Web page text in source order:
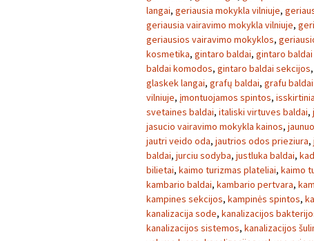
langai, geriausia mokykla vilniuje,
geriausia vairavimo mokykla vilniuje,
geriausios vairavimo mokyklos,
kosmetika, gintaro baldai, gintaro
baldai komodos, gintaro baldai sekcijos,
glaskek langai, grafų baldai, grafu
vilniuje, įmontuojamos spintos,
svetaines baldai, italiski virtuves baldai,
jasucio vairavimo mokykla kainos,
jautri veido oda, jautrios odos prieziura,
baldai, jurciu sodyba, justluka baldai,
bilietai, kaimo turizmas plateliai, kaimo
kambario baldai, kambario pertvara,
kampines sekcijos, kampinės spintos,
kanalizacija sode, kanalizacijos
kanalizacijos sistemos, kanalizacijos